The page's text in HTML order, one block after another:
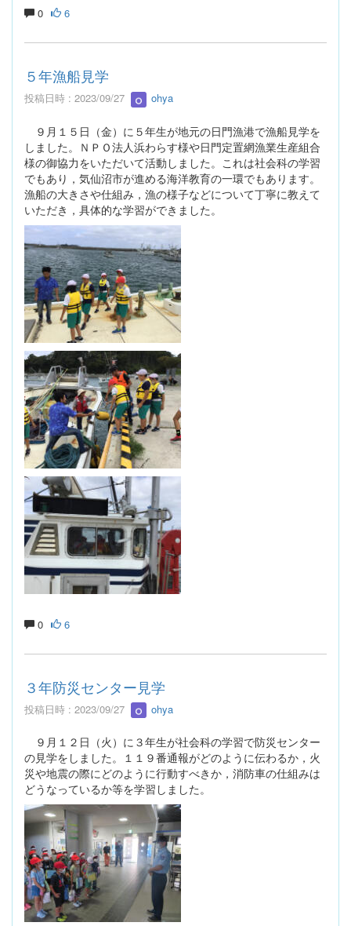
0 6
５年漁船見学
投稿日時 : 2023/09/27 ohya
９月１５日（金）に５年生が地元の日門漁港で漁船見学を
しました。ＮＰＯ法人浜わらす様や日門定置網漁業生産組合
様の御協力をいただいて活動しました。これは社会科の学習
でもあり，気仙沼市が進める海洋教育の一環でもあります。
漁船の大きさや仕組み，漁の様子などについて丁寧に教えて
いただき，具体的な学習ができました。
0 6
３年防災センター見学
投稿日時 : 2023/09/27 ohya
９月１２日（火）に３年生が社会科の学習で防災センター
の見学をしました。１１９番通報がどのように伝わるか，火
災や地震の際にどのように行動すべきか，消防車の仕組みは
どうなっているか等を学習しました。